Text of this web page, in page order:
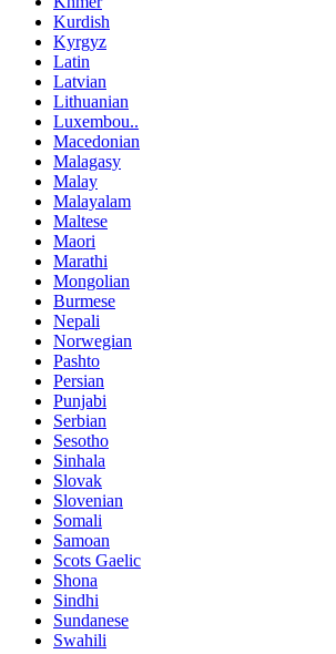
Kurdish
Kyrgyz
Latin
Latvian
Lithuanian
Luxembou..
Macedonian
Malagasy
Malay
Malayalam
Maltese
Maori
Marathi
Mongolian
Burmese
Nepali
Norwegian
Pashto
Persian
Punjabi
Serbian
Sesotho
Sinhala
Slovak
Slovenian
Somali
Samoan
Scots Gaelic
Shona
Sindhi
Sundanese
Swahili